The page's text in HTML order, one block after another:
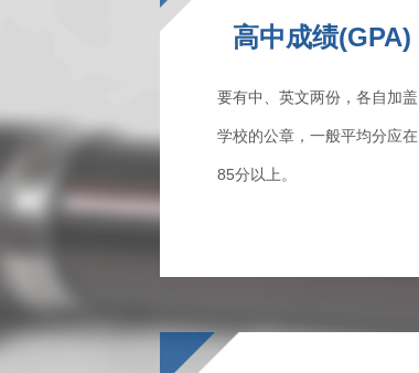
高中成绩(GPA)
要有中、英文两份，各自加盖
学校的公章，一般平均分应在
85分以上。